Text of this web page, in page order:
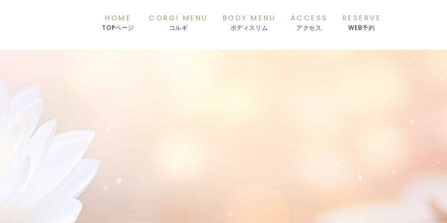
HOME
TOPページ
CORGI MENU
コルギ
BODY MENU
ボディスリム
ACCESS
アクセス
RESERVE
WEB予約